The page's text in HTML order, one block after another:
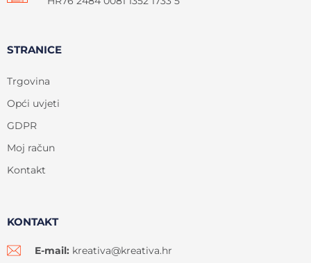
STRANICE
Trgovina
Opći uvjeti
GDPR
Moj račun
Kontakt
KONTAKT
E-mail: kreativa@kreativa.hr